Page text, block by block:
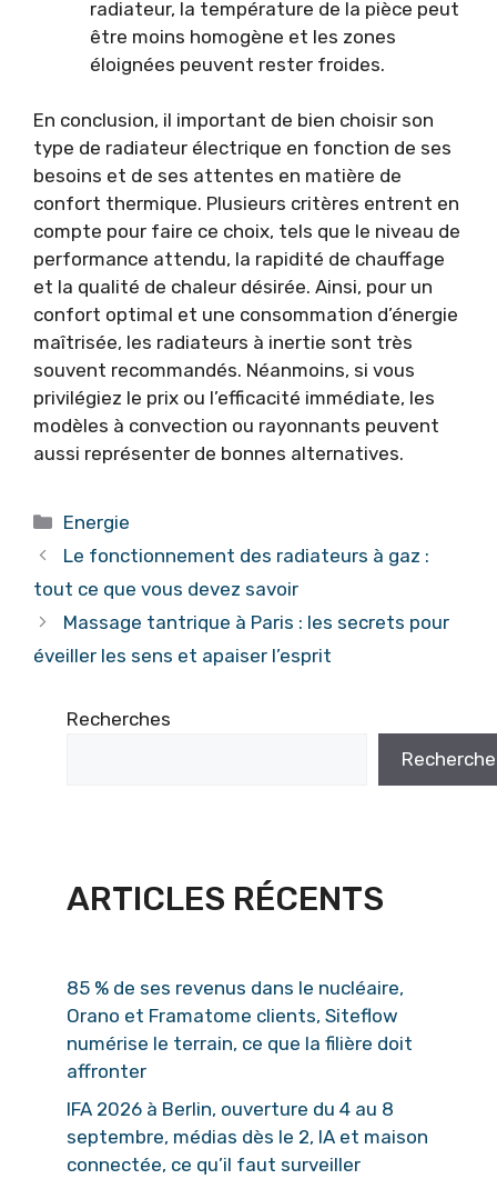
radiateur, la température de la pièce peut
être moins homogène et les zones
éloignées peuvent rester froides.
En conclusion, il important de bien choisir son
type de radiateur électrique en fonction de ses
besoins et de ses attentes en matière de
confort thermique. Plusieurs critères entrent en
compte pour faire ce choix, tels que le niveau de
performance attendu, la rapidité de chauffage
et la qualité de chaleur désirée. Ainsi, pour un
confort optimal et une consommation d’énergie
maîtrisée, les radiateurs à inertie sont très
souvent recommandés. Néanmoins, si vous
privilégiez le prix ou l’efficacité immédiate, les
modèles à convection ou rayonnants peuvent
aussi représenter de bonnes alternatives.
Catégories
Energie
Le fonctionnement des radiateurs à gaz :
tout ce que vous devez savoir
Massage tantrique à Paris : les secrets pour
éveiller les sens et apaiser l’esprit
Recherches
ARTICLES RÉCENTS
85 % de ses revenus dans le nucléaire,
Orano et Framatome clients, Siteflow
numérise le terrain, ce que la filière doit
affronter
IFA 2026 à Berlin, ouverture du 4 au 8
septembre, médias dès le 2, IA et maison
connectée, ce qu’il faut surveiller